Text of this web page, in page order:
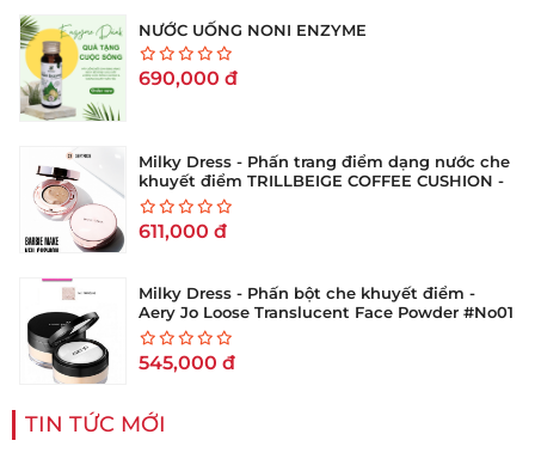
NƯỚC UỐNG NONI ENZYME
690,000 đ
Milky Dress - Phấn trang điểm dạng nước che
khuyết điểm TRILLBEIGE COFFEE CUSHION -
No 21 (Hộp 15g)
611,000 đ
Milky Dress - Phấn bột che khuyết điểm -
Aery Jo Loose Translucent Face Powder #No01
tông sáng
545,000 đ
TIN TỨC MỚI